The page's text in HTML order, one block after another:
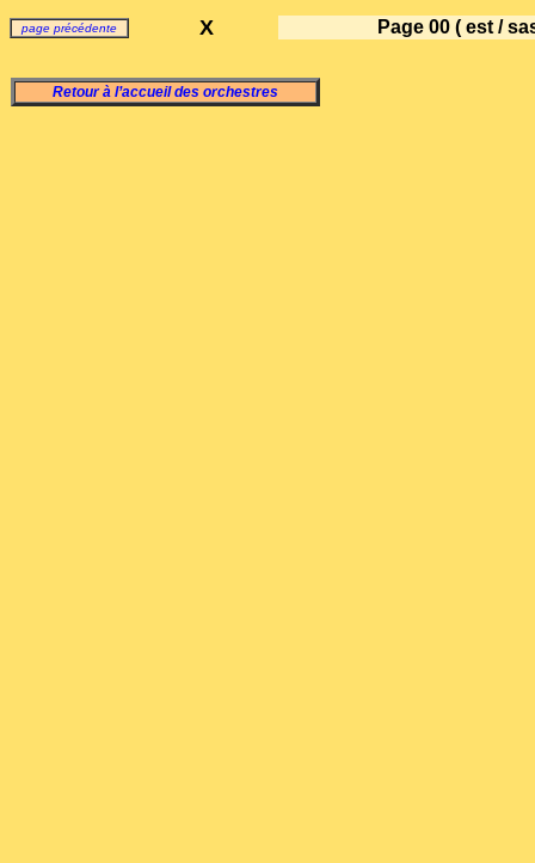
page précédente X Page 00( est /
Retour à l’accueil des orchestres